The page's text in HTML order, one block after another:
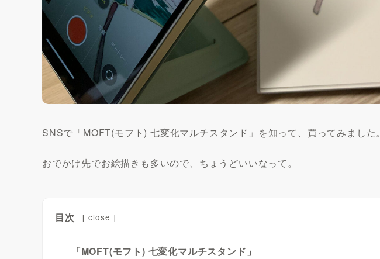
SNSで「MOFT(モフト) 七変化マルチスタンド」を知って、買ってみました。
おでかけ先でお絵描きも多いので、ちょうどいいなって。
目次 [ close ]
「MOFT(モフト) 七変化マルチスタンド」